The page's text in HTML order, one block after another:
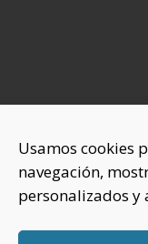
Usamos cookies
navegación,
personalizados y